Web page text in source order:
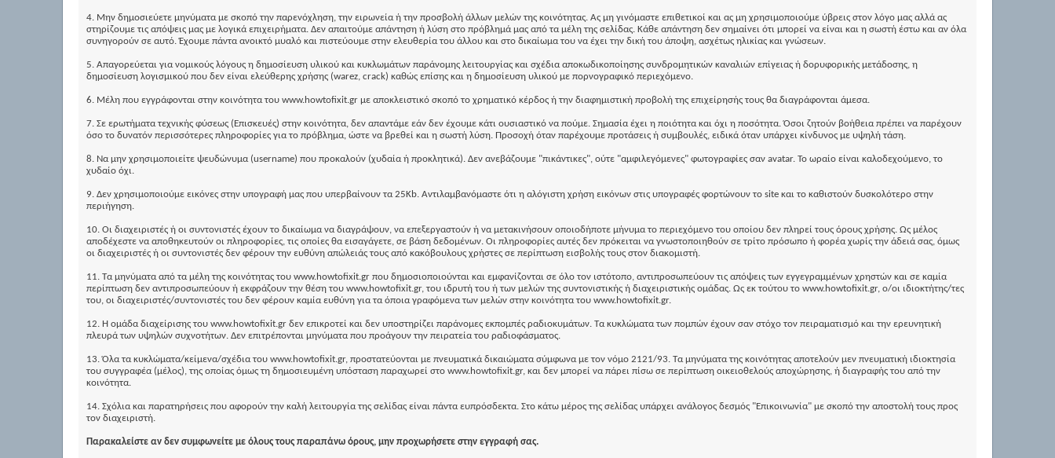
4. Μην δημοσιεύετε μηνύματα με σκοπό την παρενόχληση, την ειρωνεία ή την προσβολή άλλων μελών της κοινότητας. Ας μη γινόμαστε επιθετικοί και ας μη χρησιμοποιούμε ύβρεις στον λόγο μας αλλά ας
στηρίζουμε τις απόψεις μας με λογικά επιχειρήματα. Δεν απαιτούμε απάντηση ή λύση στο πρόβλημά μας από τα μέλη της σελίδας. Κάθε απάντηση δεν σημαίνει ότι μπορεί να είναι και η σωστή έστω και αν όλα
συνηγορούν σε αυτό. Έχουμε πάντα ανοικτό μυαλό και πιστεύουμε στην ελευθερία του άλλου και στο δικαίωμα του να έχει την δική του άποψη, ασχέτως ηλικίας και γνώσεων.
5. Απαγορεύεται για νομικούς λόγους η δημοσίευση υλικού και κυκλωμάτων παράνομης λειτουργίας και σχέδια αποκωδικοποίησης συνδρομητικών καναλιών επίγειας ή δορυφορικής μετάδοσης, η
δημοσίευση λογισμικού που δεν είναι ελεύθερης χρήσης (warez, crack) καθώς επίσης και η δημοσίευση υλικού με πορνογραφικό περιεχόμενο.
6. Μέλη που εγγράφονται στην κοινότητα του www.howtofixit.gr με αποκλειστικό σκοπό το χρηματικό κέρδος ή την διαφημιστική προβολή της επιχείρησής τους θα διαγράφονται άμεσα.
7. Σε ερωτήματα τεχνικής φύσεως (Επισκευές) στην κοινότητα, δεν απαντάμε εάν δεν έχουμε κάτι ουσιαστικό να πούμε. Σημασία έχει η ποιότητα και όχι η ποσότητα. Όσοι ζητούν βοήθεια πρέπει να παρέχουν
όσο το δυνατόν περισσότερες πληροφορίες για το πρόβλημα, ώστε να βρεθεί και η σωστή λύση. Προσοχή όταν παρέχουμε προτάσεις ή συμβουλές, ειδικά όταν υπάρχει κίνδυνος με υψηλή τάση.
8. Να μην χρησιμοποιείτε ψευδώνυμα (username) που προκαλούν (χυδαία ή προκλητικά). Δεν ανεβάζουμε "πικάντικες", ούτε "αμφιλεγόμενες" φωτογραφίες σαν avatar. Το ωραίο είναι καλοδεχούμενο, το
χυδαίο όχι.
9. Δεν χρησιμοποιούμε εικόνες στην υπογραφή μας που υπερβαίνουν τα 25Kb. Αντιλαμβανόμαστε ότι η αλόγιστη χρήση εικόνων στις υπογραφές φορτώνουν το site και το καθιστούν δυσκολότερο στην
περιήγηση.
10. Οι διαχειριστές ή οι συντονιστές έχουν το δικαίωμα να διαγράψουν, να επεξεργαστούν ή να μετακινήσουν οποιοδήποτε μήνυμα το περιεχόμενο του οποίου δεν πληρεί τους όρους χρήσης. Ως μέλος
αποδέχεστε να αποθηκευτούν οι πληροφορίες, τις οποίες θα εισαγάγετε, σε βάση δεδομένων. Οι πληροφορίες αυτές δεν πρόκειται να γνωστοποιηθούν σε τρίτο πρόσωπο ή φορέα χωρίς την άδειά σας, όμως
οι διαχειριστές ή οι συντονιστές δεν φέρουν την ευθύνη απώλειάς τους από κακόβουλους χρήστες σε περίπτωση εισβολής τους στον διακομιστή.
11. Τα μηνύματα από τα μέλη της κοινότητας του www.howtofixit.gr που δημοσιοποιούνται και εμφανίζονται σε όλο τον ιστότοπο, αντιπροσωπεύουν τις απόψεις των εγγεγραμμένων χρηστών και σε καμία
περίπτωση δεν αντιπροσωπεύουν ή εκφράζουν την θέση του www.howtofixit.gr, του ιδρυτή του ή των μελών της συντονιστικής ή διαχειριστικής ομάδας. Ως εκ τούτου το www.howtofixit.gr, ο/οι ιδιοκτήτης/τες
του, οι διαχειριστές/συντονιστές του δεν φέρουν καμία ευθύνη για τα όποια γραφόμενα των μελών στην κοινότητα του www.howtofixit.gr.
12. Η ομάδα διαχείρισης του www.howtofixit.gr δεν επικροτεί και δεν υποστηρίζει παράνομες εκπομπές ραδιοκυμάτων. Τα κυκλώματα των πομπών έχουν σαν στόχο τον πειραματισμό και την ερευνητική
πλευρά των υψηλών συχνοτήτων. Δεν επιτρέπονται μηνύματα που προάγουν την πειρατεία του ραδιοφάσματος.
13. Όλα τα κυκλώματα/κείμενα/σχέδια του www.howtofixit.gr, προστατεύονται με πνευματικά δικαιώματα σύμφωνα με τον νόμο 2121/93. Τα μηνύματα της κοινότητας αποτελούν μεν πνευματική ιδιοκτησία
του συγγραφέα (μέλος), της οποίας όμως τη δημοσιευμένη υπόσταση παραχωρεί στο www.howtofixit.gr, και δεν μπορεί να πάρει πίσω σε περίπτωση οικειοθελούς αποχώρησης, ή διαγραφής του από την
κοινότητα.
14. Σχόλια και παρατηρήσεις που αφορούν την καλή λειτουργία της σελίδας είναι πάντα ευπρόσδεκτα. Στο κάτω μέρος της σελίδας υπάρχει ανάλογος δεσμός "Επικοινωνία" με σκοπό την αποστολή τους προς
τον διαχειριστή.
Παρακαλείστε αν δεν συμφωνείτε με όλους τους παραπάνω όρους, μην προχωρήσετε στην εγγραφή σας.